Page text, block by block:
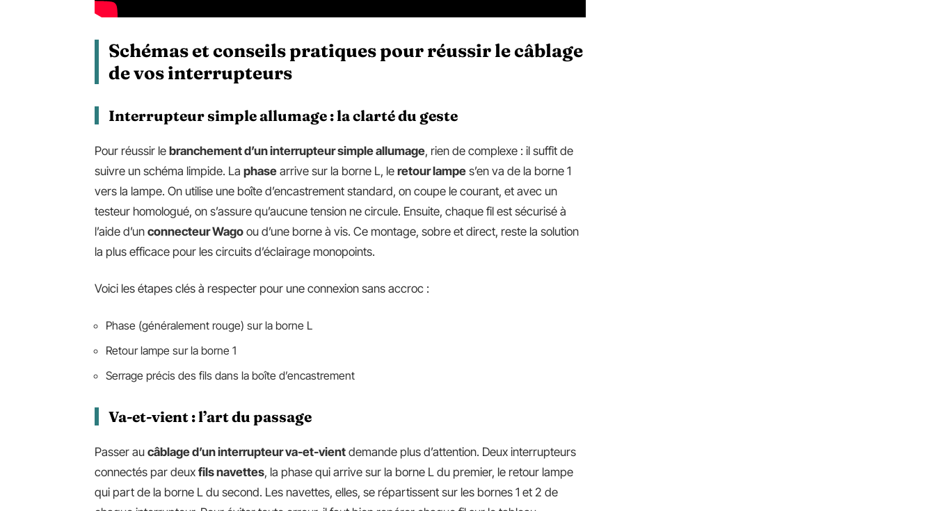
Schémas et conseils pratiques pour réussir le câblage
de vos interrupteurs
Interrupteur simple allumage : la clarté du geste
Pour réussir le branchement d’un interrupteur simple allumage, rien de complexe : il suffit de
suivre un schéma limpide. La phase arrive sur la borne L, le retour lampe s’en va de la borne 1
vers la lampe. On utilise une boîte d’encastrement standard, on coupe le courant, et avec un
testeur homologué, on s’assure qu’aucune tension ne circule. Ensuite, chaque fil est sécurisé à
l’aide d’un connecteur Wago ou d’une borne à vis. Ce montage, sobre et direct, reste la solution
la plus efficace pour les circuits d’éclairage monopoints.
Voici les étapes clés à respecter pour une connexion sans accroc :
Phase (généralement rouge) sur la borne L
Retour lampe sur la borne 1
Serrage précis des fils dans la boîte d’encastrement
Va-et-vient : l’art du passage
Passer au câblage d’un interrupteur va-et-vient demande plus d’attention. Deux interrupteurs
connectés par deux fils navettes, la phase qui arrive sur la borne L du premier, le retour lampe
qui part de la borne L du second. Les navettes, elles, se répartissent sur les bornes 1 et 2 de